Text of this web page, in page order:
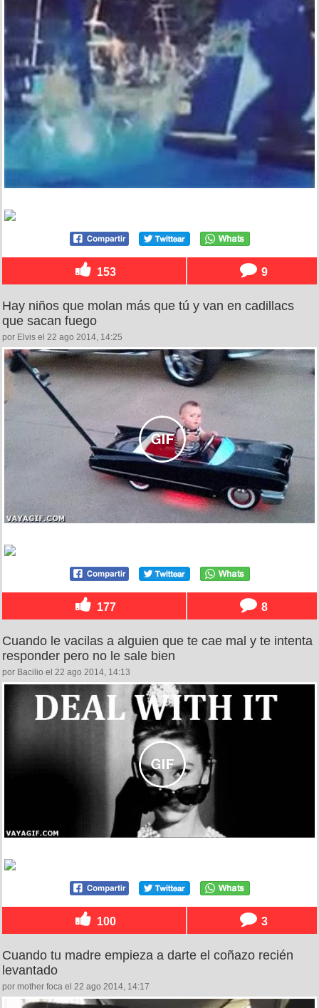
153 9
Hay niños que molan más que tú y van en cadillacs
que sacan fuego
por Elvis el 22 ago 2014, 14:25
177 8
Cuando le vacilas a alguien que te cae mal y te intenta
responder pero no le sale bien
por Bacilio el 22 ago 2014, 14:13
100 3
Cuando tu madre empieza a darte el coñazo recién
levantado
por mother foca el 22 ago 2014, 14:17